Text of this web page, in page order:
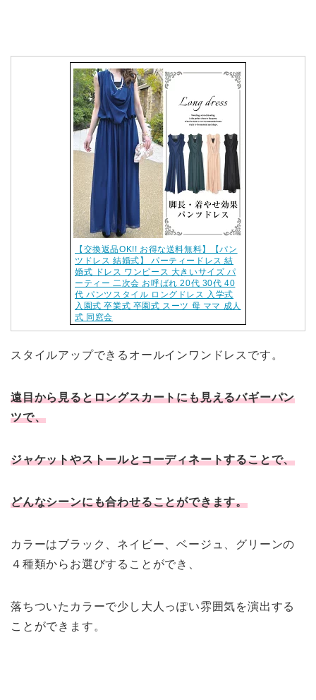
【交換返品OK!! お得な送料無料】【パン
ツドレス 結婚式】 パーティードレス 結
婚式 ドレス ワンピース 大きいサイズ パ
ーティー 二次会 お呼ばれ 20代 30代 40
代 パンツスタイル ロングドレス 入学式
入園式 卒業式 卒園式 スーツ 母 ママ 成人
式 同窓会
スタイルアップできるオールインワンドレスです。
遠目から見るとロングスカートにも見えるバギーパン
ツで、
ジャケットやストールとコーディネートすることで、
どんなシーンにも合わせることができます。
カラーはブラック、ネイビー、ベージュ、グリーンの
４種類からお選びすることができ、
落ちついたカラーで少し大人っぽい雰囲気を演出する
ことができます。